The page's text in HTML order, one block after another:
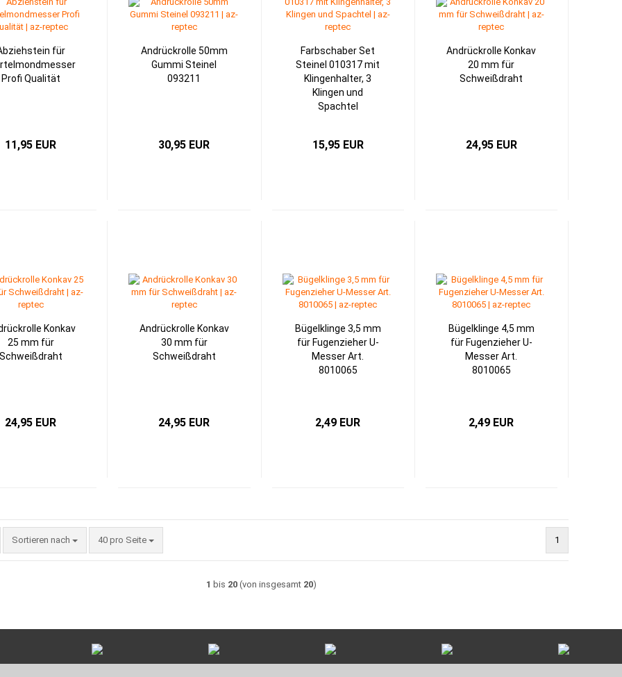
für
Profi Qualität
11,95 EUR
Andrückrolle 50mm
Gummi Steinel
093211
30,95 EUR
Farbschaber Set
Steinel 010317 mit
Klingenhalter, 3
Klingen und
Spachtel
15,95 EUR
Andrückrolle Konkav
20 mm für
Schweißdraht
24,95 EUR
Konkav
25 mm für
24,95 EUR
Andrückrolle Konkav
30 mm für
Schweißdraht
24,95 EUR
Bügelklinge 3,5 mm
für Fugenzieher U-
Messer Art.
8010065
2,49 EUR
Bügelklinge 4,5 mm
für Fugenzieher U-
Messer Art.
8010065
2,49 EUR
Sortieren nach
Sortieren nach 40 pro Seite
pro Seite 1
1 bis 20 (von insgesamt 20)